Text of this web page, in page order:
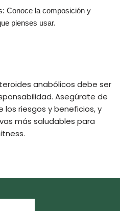
Conoce la composición y
pienses usar.
anabólicos debe ser
Asegúrate de
riesgos y beneficios, y
más saludables para